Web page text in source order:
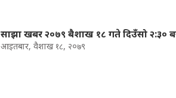
साझा खबर २०७९ बैशाख १८ गते दिउँसो २:३०
आइतबार, वैशाख १८, २०७९